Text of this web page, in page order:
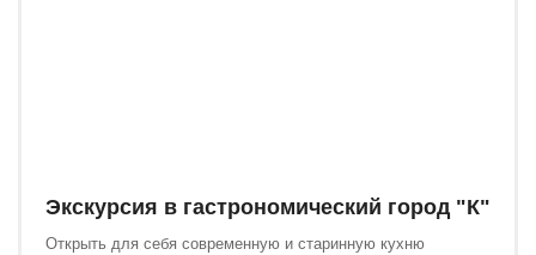
Экскурсия в гастрономический город "К"
Открыть для себя современную и старинную кухню